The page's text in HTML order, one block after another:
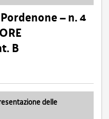
– n. 4
B
delle